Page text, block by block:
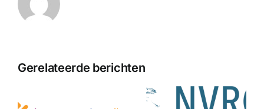
Gerelateerde berichten